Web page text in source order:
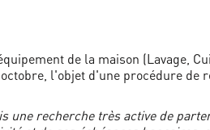
de la maison (Lavage,
octobre, l'objet d'une procédure de
une recherche très active de